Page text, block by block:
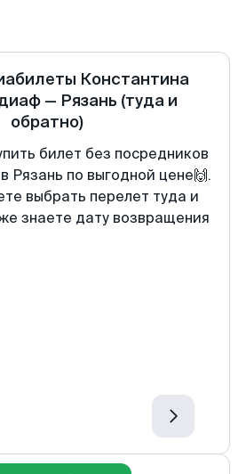
Константина
— Рязань (туда и
обратно)
билет без посредников
Рязань по выгодной цене🙌.
выбрать перелет туда и
знаете дату возвращения